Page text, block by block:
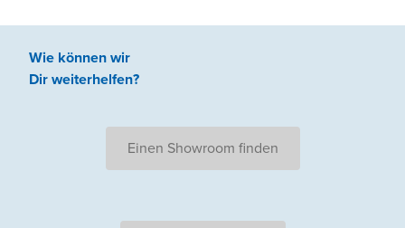
Wie können wir
Dir weiterhelfen?
Einen Showroom finden